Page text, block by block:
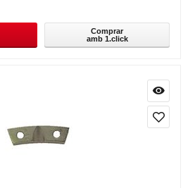
Comprar
amb 1.click